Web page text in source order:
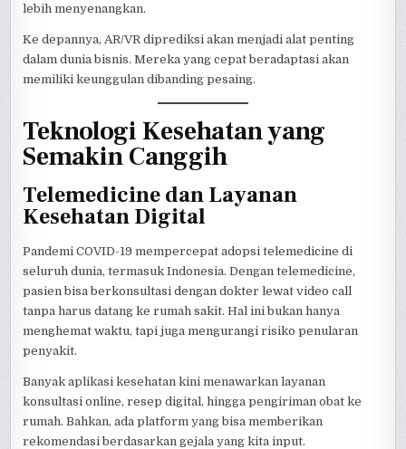
lebih menyenangkan.
Ke depannya, AR/VR diprediksi akan menjadi alat penting
dalam dunia bisnis. Mereka yang cepat beradaptasi akan
memiliki keunggulan dibanding pesaing.
Teknologi Kesehatan yang
Semakin Canggih
Telemedicine dan Layanan
Kesehatan Digital
Pandemi COVID-19 mempercepat adopsi telemedicine di
seluruh dunia, termasuk Indonesia. Dengan telemedicine,
pasien bisa berkonsultasi dengan dokter lewat video call
tanpa harus datang ke rumah sakit. Hal ini bukan hanya
menghemat waktu, tapi juga mengurangi risiko penularan
penyakit.
Banyak aplikasi kesehatan kini menawarkan layanan
konsultasi online, resep digital, hingga pengiriman obat ke
rumah. Bahkan, ada platform yang bisa memberikan
rekomendasi berdasarkan gejala yang kita input.